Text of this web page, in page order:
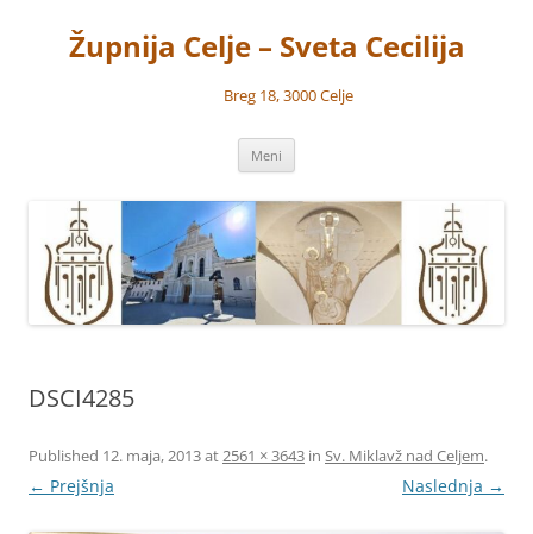
vsebinoŽupnija Celje – Sveta Cecilija
Breg 18, 3000 Celje
Meni
DSCI4285
Published 12. maja, 2013at2561 × 3643 in Sv. Miklavž nad Celjem.
← Prejšnja Naslednja →